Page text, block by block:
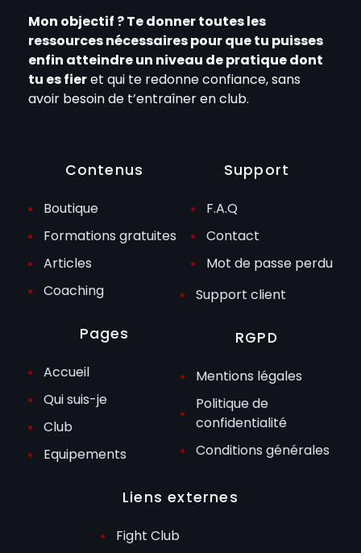
Mon objectif ? Te donner toutes les
ressources nécessaires pour que tu puisses
enfin atteindre un niveau de pratique dont
tu es fieret qui te redonne confiance, sans
avoir besoin de t’entraîner en club.
Contenus
Boutique
Formations gratuites
Articles
Coaching
Pages
Accueil
Qui suis-je
Club
Equipements
Support
F.A.Q
Contact
Mot de passe perdu
Support client
RGPD
Mentions légales
Politique de
confidentialité
Conditions générales
Liens externes
Fight Club